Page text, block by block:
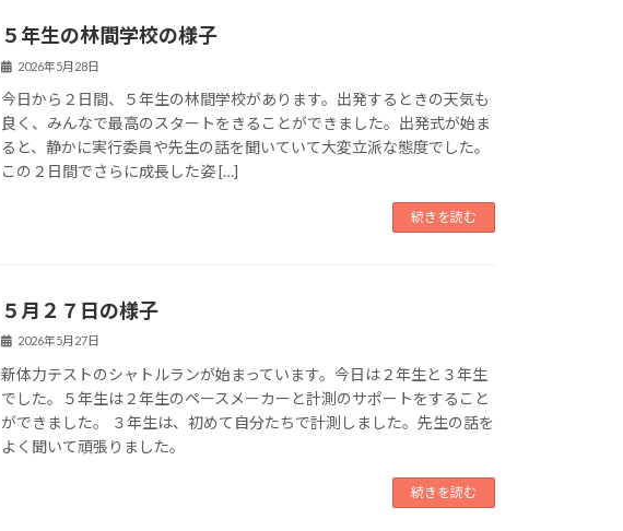
５年生の林間学校の様子
2026年5月28日
今日から２日間、５年生の林間学校があります。出発するときの天気も
良く、みんなで最高のスタートをきることができました。出発式が始ま
ると、静かに実行委員や先生の話を聞いていて大変立派な態度でした。
この２日間でさらに成長した姿 […]
続きを読む
５月２７日の様子
2026年5月27日
新体力テストのシャトルランが始まっています。今日は２年生と３年生
でした。５年生は２年生のペースメーカーと計測のサポートをすること
ができました。 ３年生は、初めて自分たちで計測しました。先生の話を
よく聞いて頑張りました。
続きを読む